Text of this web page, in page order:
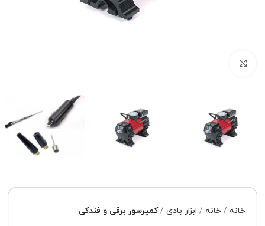
خانه خانه ابزار بادی کمپرسور برقی و فندکی